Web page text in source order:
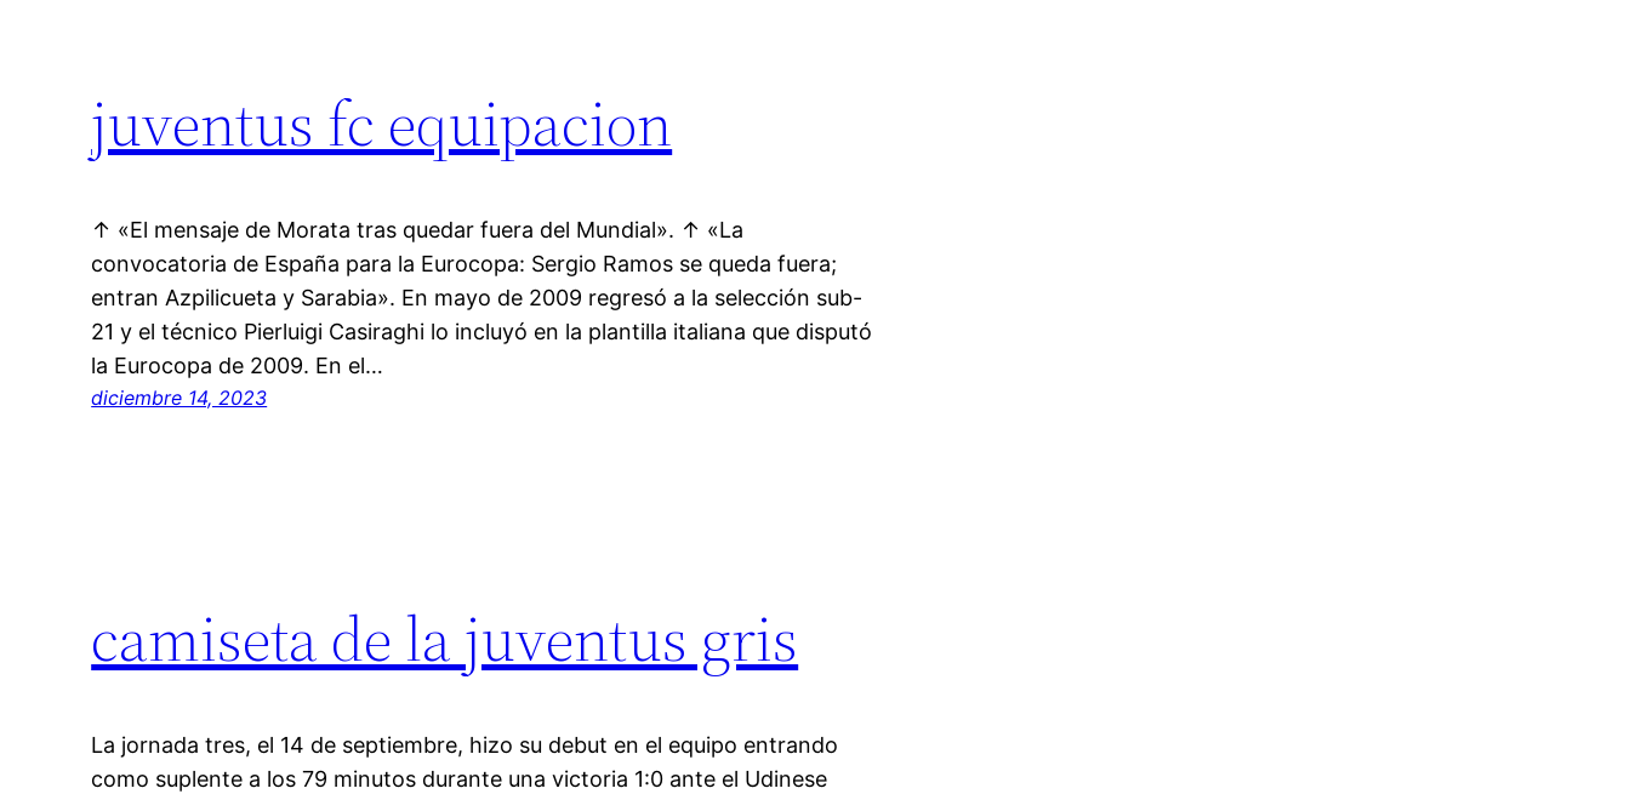
juventus fc equipacion
↑ «El mensaje de Morata tras quedar fuera del Mundial». ↑ «La
convocatoria de España para la Eurocopa: Sergio Ramos se queda fuera;
entran Azpilicueta y Sarabia». En mayo de 2009 regresó a la selección sub-
21 y el técnico Pierluigi Casiraghi lo incluyó en la plantilla italiana que disputó
la Eurocopa de 2009. En el…
diciembre 14, 2023
camiseta de la juventus gris
La jornada tres, el 14 de septiembre, hizo su debut en el equipo entrando
como suplente a los 79 minutos durante una victoria 1:0 ante el Udinese